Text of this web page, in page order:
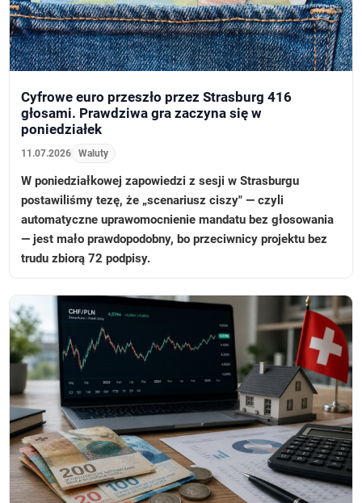
Cyfrowe euro przeszło przez Strasburg 416
głosami. Prawdziwa gra zaczyna się w
poniedziałek
11.07.2026 Waluty
W poniedziałkowej zapowiedzi z sesji w Strasburgu
postawiliśmy tezę, że „scenariusz ciszy" — czyli
automatyczne uprawomocnienie mandatu bez głosowania
— jest mało prawdopodobny, bo przeciwnicy projektu bez
trudu zbiorą 72 podpisy.